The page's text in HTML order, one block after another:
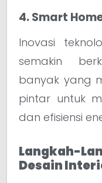
4. Smart
Inovasi
semakin
banyak yang
pintar untuk
dan efisiensi
Langkah-
Desain